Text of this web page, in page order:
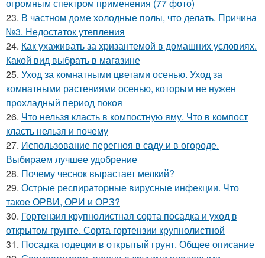
огромным спектром применения (77 фото)
23. В частном доме холодные полы, что делать. Причина
№3. Недостаток утепления
24. Как ухаживать за хризантемой в домашних условиях.
Какой вид выбрать в магазине
25. Уход за комнатными цветами осенью. Уход за
комнатными растениями осенью, которым не нужен
прохладный период покоя
26. Что нельзя класть в компостную яму. Что в компост
класть нельзя и почему
27. Использование перегноя в саду и в огороде.
Выбираем лучшее удобрение
28. Почему чеснок вырастает мелкий?
29. Острые респираторные вирусные инфекции. Что
такое ОРВИ, ОРИ и ОРЗ?
30. Гортензия крупнолистная сорта посадка и уход в
открытом грунте. Сорта гортензии крупнолистной
31. Посадка годеции в открытый грунт. Общее описание